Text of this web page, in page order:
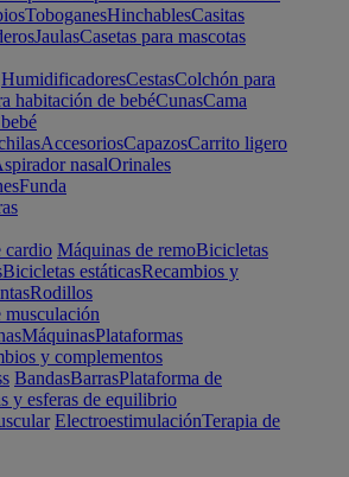
ToboganesHinchablesCasitas
JaulasCasetas para mascotas
HumidificadoresCestasColchón para
habitación de bebéCunasCama
AccesoriosCapazosCarrito ligero
nasalOrinales
Funda
cardio Máquinas de remoBicicletas
Bicicletas estáticasRecambios y
Rodillos
MáquinasPlataformas
y complementos
BandasBarrasPlataforma de
y esferas de equilibrio
ElectroestimulaciónTerapia de